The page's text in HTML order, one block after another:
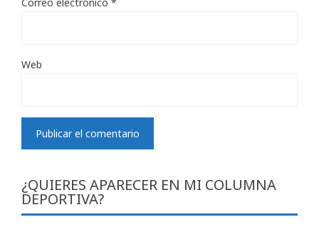
Web
¿QUIERES APARECER EN MI COLUMNA
DEPORTIVA?